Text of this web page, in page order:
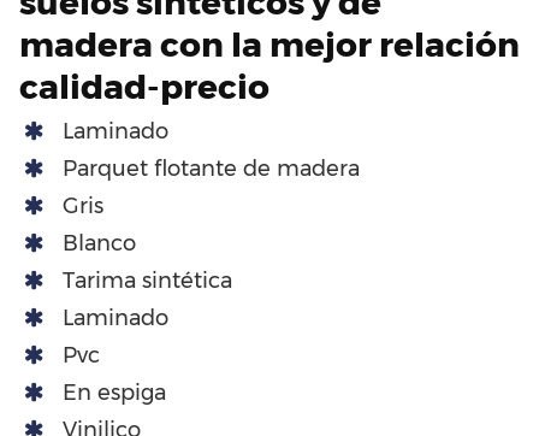
madera con la mejor relación
calidad-precio
Laminado
Parquet flotante de madera
Gris
Blanco
Tarima sintética
Laminado
Pvc
En espiga
Vinilico